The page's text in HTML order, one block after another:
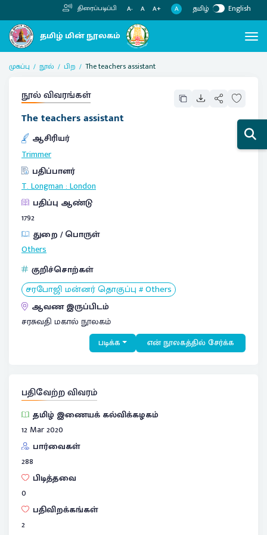
திரைப்படிப்பி A- A A+ A தமிழ் English
முகப்பு நூல் பிற The teachers assistant
நூல் விவரங்கள்
The teachers assistant
ஆசிரியர்
Trimmer
பதிப்பாளர்
T. Longman:London
பதிப்பு ஆண்டு
1792
துறை / பொருள்
Others
குறிச்சொற்கள்
சரபோஜி மன்னர் தொகுப்பு # Others
ஆவண இருப்பிடம்
சரசுவதி மகால் நூலகம்
படிக்க என் நூலகத்தில் சேர்க்க
பதிவேற்ற விவரம்
தமிழ் இணையக் கல்விக்கழகம்
12 Mar 2020
பார்வைகள்
288
பிடித்தவை
0
பதிவிறக்கங்கள்
2